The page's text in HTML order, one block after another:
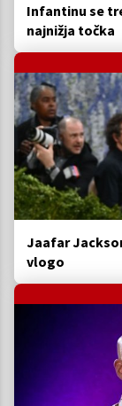
Infantinu se
najnižja točka
Jaafar
vlogo